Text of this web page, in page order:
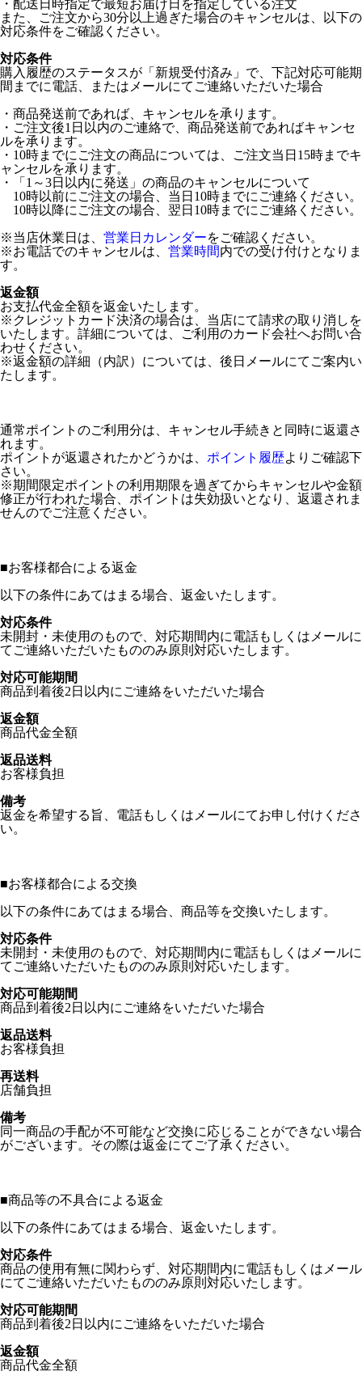
・配送日時指定で最短お届け日を指定している注文
また、ご注文から30分以上過ぎた場合のキャンセルは、以下の
対応条件をご確認ください。
対応条件
購入履歴のステータスが「新規受付済み」で、下記対応可能期
間までに電話、またはメールにてご連絡いただいた場合
・商品発送前であれば、キャンセルを承ります。
・ご注文後1日以内のご連絡で、商品発送前であればキャンセ
ルを承ります。
・10時までにご注文の商品については、ご注文当日15時までキ
ャンセルを承ります。
・「1～3日以内に発送」の商品のキャンセルについて
10時以前にご注文の場合、当日10時までにご連絡ください。
10時以降にご注文の場合、翌日10時までにご連絡ください。
※当店休業日は、 営業日カレンダーをご確認ください。
※お電話でのキャンセルは、 営業時間内での受け付けとなりま
す。
返金額
お支払代金全額を返金いたします。
※クレジットカード決済の場合は、当店にて請求の取り消しを
いたします。詳細については、ご利用のカード会社へお問い合
わせください。
※返金額の詳細（内訳）については、後日メールにてご案内い
たします。
通常ポイントのご利用分は、キャンセル手続きと同時に返還さ
れます。
ポイントが返還されたかどうかは、 ポイント履歴よりご確認下
さい。
※期間限定ポイントの利用期限を過ぎてからキャンセルや金額
修正が行われた場合、ポイントは失効扱いとなり、返還されま
せんのでご注意ください。
■お客様都合による返金
以下の条件にあてはまる場合、返金いたします。
対応条件
未開封・未使用のもので、対応期間内に電話もしくはメールに
てご連絡いただいたもののみ原則対応いたします。
対応可能期間
商品到着後2日以内にご連絡をいただいた場合
返金額
商品代金全額
返品送料
お客様負担
備考
返金を希望する旨、電話もしくはメールにてお申し付けくださ
い。
■お客様都合による交換
以下の条件にあてはまる場合、商品等を交換いたします。
対応条件
未開封・未使用のもので、対応期間内に電話もしくはメールに
てご連絡いただいたもののみ原則対応いたします。
対応可能期間
商品到着後2日以内にご連絡をいただいた場合
返品送料
お客様負担
再送料
店舗負担
備考
同一商品の手配が不可能など交換に応じることができない場合
がございます。その際は返金にてご了承ください。
■商品等の不具合による返金
以下の条件にあてはまる場合、返金いたします。
対応条件
商品の使用有無に関わらず、対応期間内に電話もしくはメール
にてご連絡いただいたもののみ原則対応いたします。
対応可能期間
商品到着後2日以内にご連絡をいただいた場合
返金額
商品代金全額